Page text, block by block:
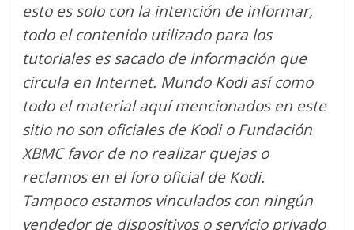
esto es solo con la intención de informar,
todo el contenido utilizado para los
tutoriales es sacado de información que
circula en Internet. Mundo Kodi así como
todo el material aquí mencionados en este
sitio no son oficiales de Kodi o Fundación
XBMC favor de no realizar quejas o
reclamos en el foro oficial de Kodi.
Tampoco estamos vinculados con ningún
vendedor de dispositivos o servicio privado